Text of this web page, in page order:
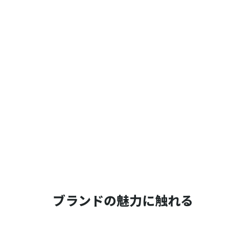
ブランドの魅力に触れる